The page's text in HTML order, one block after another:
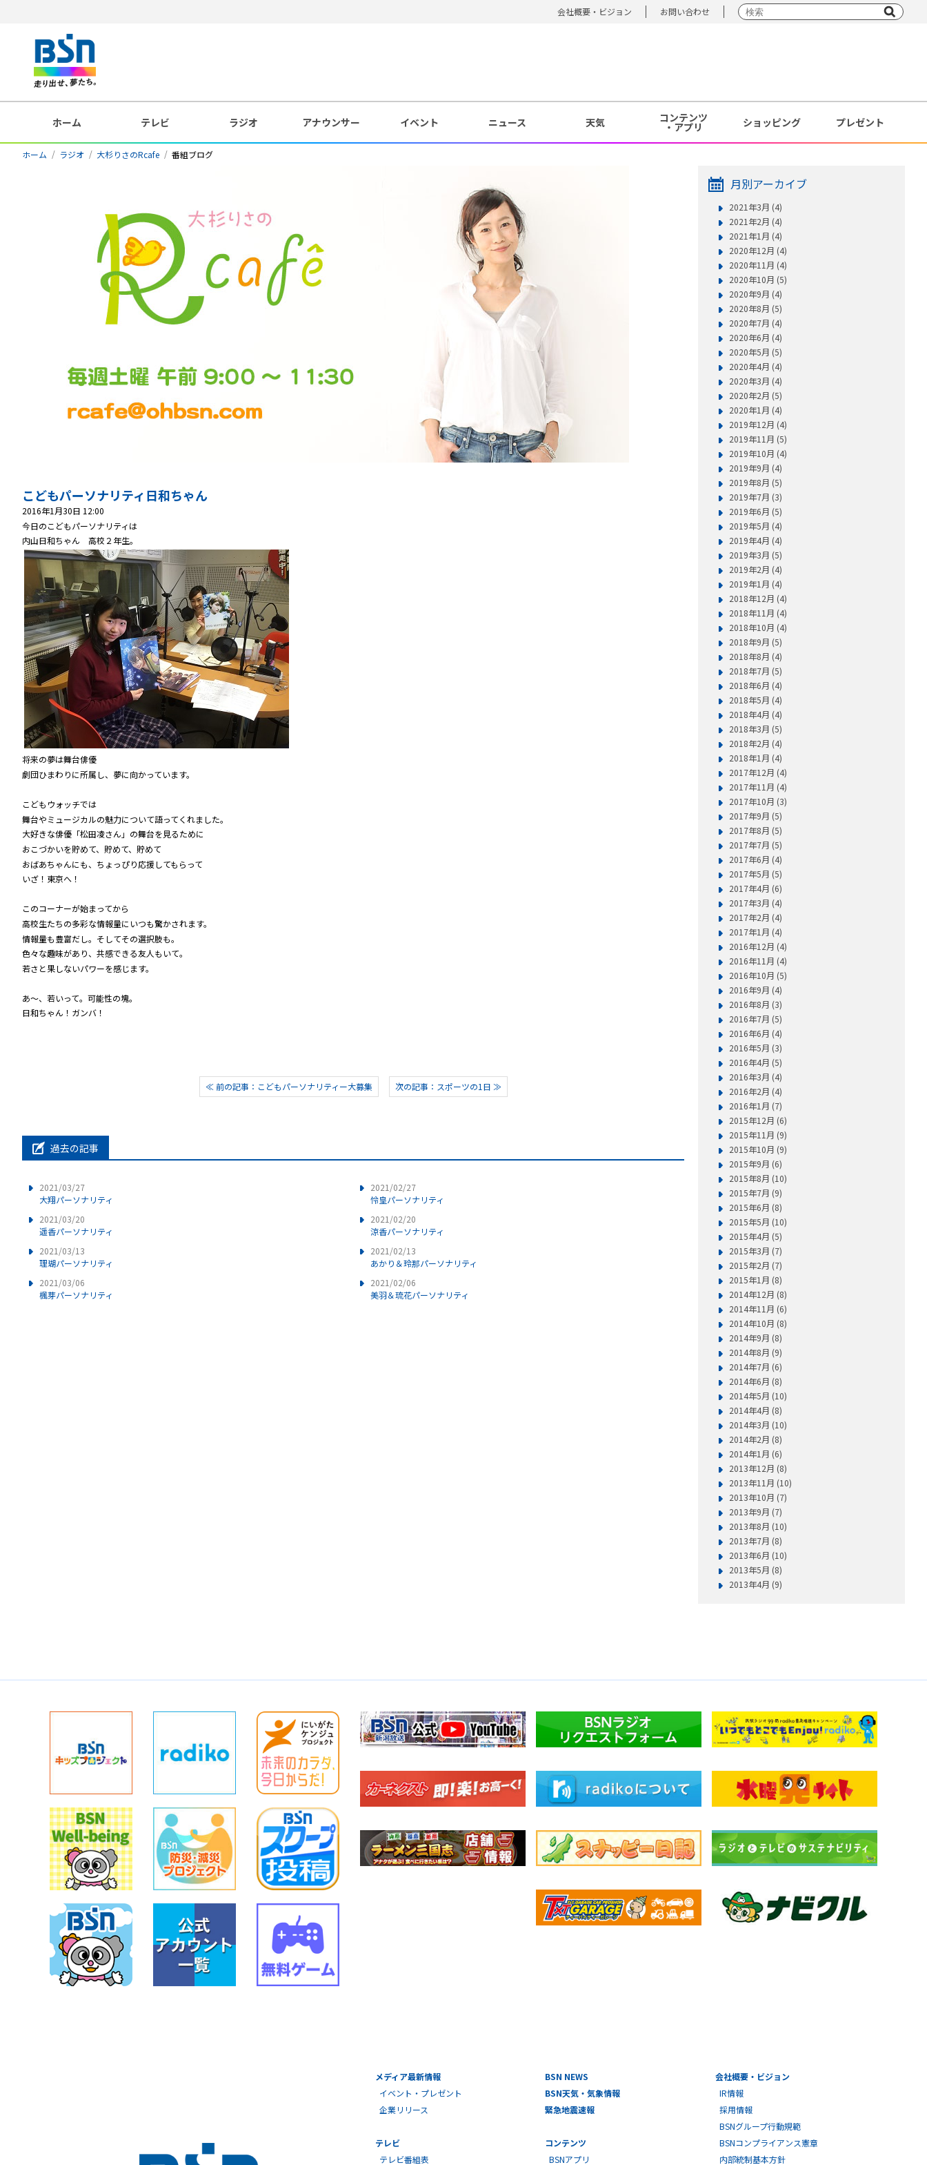
会社概要・ビジョン お問い合わせ
ホーム テレビ ラジオ アナウンサー イベント ニュース 天気 コンテンツ
・アプリ ショッピング プレゼント
ホーム ラジオ 大杉りさのRcafe 番組ブログ
こどもパーソナリティ日和ちゃん
2016年1月30日 12:00
今日のこどもパーソナリティは
内山日和ちゃん 高校２年生。
将来の夢は舞台俳優
劇団ひまわりに所属し、夢に向かっています。
こどもウォッチでは
舞台やミュージカルの魅力について語ってくれました。
大好きな俳優「松田凌さん」の舞台を見るために
おこづかいを貯めて、貯めて、貯めて
おばあちゃんにも、ちょっぴり応援してもらって
いざ！東京へ！
このコーナーが始まってから
高校生たちの多彩な情報量にいつも驚かされます。
情報量も豊富だし。そしてその選択肢も。
色々な趣味があり、共感できる友人もいて。
若さと果しないパワーを感じます。
あ～、若いって。可能性の塊。
日和ちゃん！ガンバ！
≪ 前の記事：こどもパーソナリティー大募集 次の記事：スポーツの1日 ≫
過去の記事
2021/03/27
大翔パーソナリティ
2021/03/20
遥香パーソナリティ
2021/03/13
理瑚パーソナリティ
2021/03/06
楓芽パーソナリティ
2021/02/27
怜皇パーソナリティ
2021/02/20
涼香パーソナリティ
2021/02/13
あかり＆玲那パーソナリティ
2021/02/06
美羽＆琉花パーソナリティ
月別アーカイブ
2021年3月 (4)
2021年2月 (4)
2021年1月 (4)
2020年12月 (4)
2020年11月 (4)
2020年10月 (5)
2020年9月 (4)
2020年8月 (5)
2020年7月 (4)
2020年6月 (4)
2020年5月 (5)
2020年4月 (4)
2020年3月 (4)
2020年2月 (5)
2020年1月 (4)
2019年12月 (4)
2019年11月 (5)
2019年10月 (4)
2019年9月 (4)
2019年8月 (5)
2019年7月 (3)
2019年6月 (5)
2019年5月 (4)
2019年4月 (4)
2019年3月 (5)
2019年2月 (4)
2019年1月 (4)
2018年12月 (4)
2018年11月 (4)
2018年10月 (4)
2018年9月 (5)
2018年8月 (4)
2018年7月 (5)
2018年6月 (4)
2018年5月 (4)
2018年4月 (4)
2018年3月 (5)
2018年2月 (4)
2018年1月 (4)
2017年12月 (4)
2017年11月 (4)
2017年10月 (3)
2017年9月 (5)
2017年8月 (5)
2017年7月 (5)
2017年6月 (4)
2017年5月 (5)
2017年4月 (6)
2017年3月 (4)
2017年2月 (4)
2017年1月 (4)
2016年12月 (4)
2016年11月 (4)
2016年10月 (5)
2016年9月 (4)
2016年8月 (3)
2016年7月 (5)
2016年6月 (4)
2016年5月 (3)
2016年4月 (5)
2016年3月 (4)
2016年2月 (4)
2016年1月 (7)
2015年12月 (6)
2015年11月 (9)
2015年10月 (9)
2015年9月 (6)
2015年8月 (10)
2015年7月 (9)
2015年6月 (8)
2015年5月 (10)
2015年4月 (5)
2015年3月 (7)
2015年2月 (7)
2015年1月 (8)
2014年12月 (8)
2014年11月 (6)
2014年10月 (8)
2014年9月 (8)
2014年8月 (9)
2014年7月 (6)
2014年6月 (8)
2014年5月 (10)
2014年4月 (8)
2014年3月 (10)
2014年2月 (8)
2014年1月 (6)
2013年12月 (8)
2013年11月 (10)
2013年10月 (7)
2013年9月 (7)
2013年8月 (10)
2013年7月 (8)
2013年6月 (10)
2013年5月 (8)
2013年4月 (9)
メディア最新情報
イベント・プレゼント
企業リリース
テレビ
テレビ番組表
BSN NEWS
BSN天気・気象情報
緊急地震速報
コンテンツ
BSNアプリ
会社概要・ビジョン
IR情報
採用情報
BSNグループ行動規範
BSNコンプライアンス憲章
内部統制基本方針